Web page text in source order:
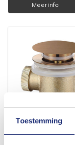
Toestemming
Meer info